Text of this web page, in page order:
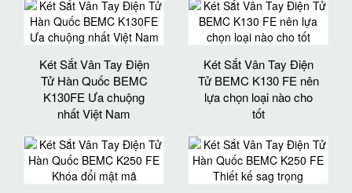
Két Sắt Vân Tay Điện
Tử Hàn Quốc BEMC
K130FE Ưa chuộng
nhất Việt Nam
Két Sắt Vân Tay Điện
Tử BEMC K130 FE nên
lựa chọn loại nào cho
tốt